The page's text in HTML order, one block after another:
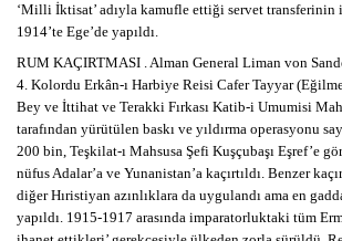
‘Milli İktisat’ adıyla kamufle ettiği servet transferinin
1914’te Ege’de yapıldı.
RUM KAÇIRTMASI . Alman General Liman von
4. Kolordu Erkân-ı Harbiye Reisi Cafer Tayyar
Bey ve İttihat ve Terakki Fırkası Katib-i Umumisi
tarafından yürütülen baskı ve yıldırma operasyonu
200 bin, Teşkilat-ı Mahsusa Şefi Kuşçubaşı Eşref’e
nüfus Adalar’a ve Yunanistan’a kaçırtıldı. Benzer
diğer Hıristiyan azınlıklara da uygulandı ama en
yapıldı. 1915-1917 arasında imparatorluktaki tüm